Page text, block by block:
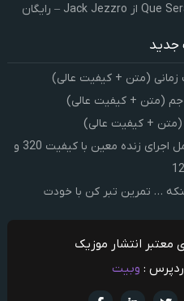
جدید
(متن + کیفیت عالی)
(متن + کیفیت عالی)
(متن + کیفیت عالی)
کنسرت صوتی معین لایو | آرشیو کامل اجرای زنده معین با کیفیت 320 و
… تمرین تبر کن با خودت
معتبر انتشار موزیک
: وبیت